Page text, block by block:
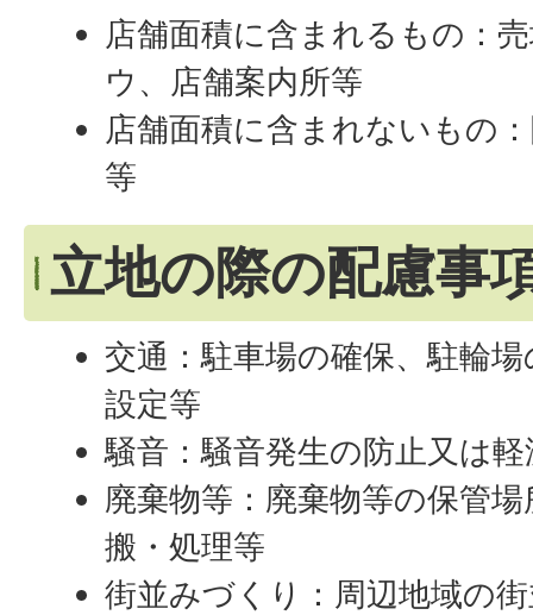
店舗面積に含まれるもの：
ウ、店舗案内所等
店舗面積に含まれないもの
等
立地の際の配慮事
交通：駐車場の確保、駐輪
設定等
騒音：騒音発生の防止又は
廃棄物等：廃棄物等の保管
搬・処理等
街並みづくり：周辺地域の